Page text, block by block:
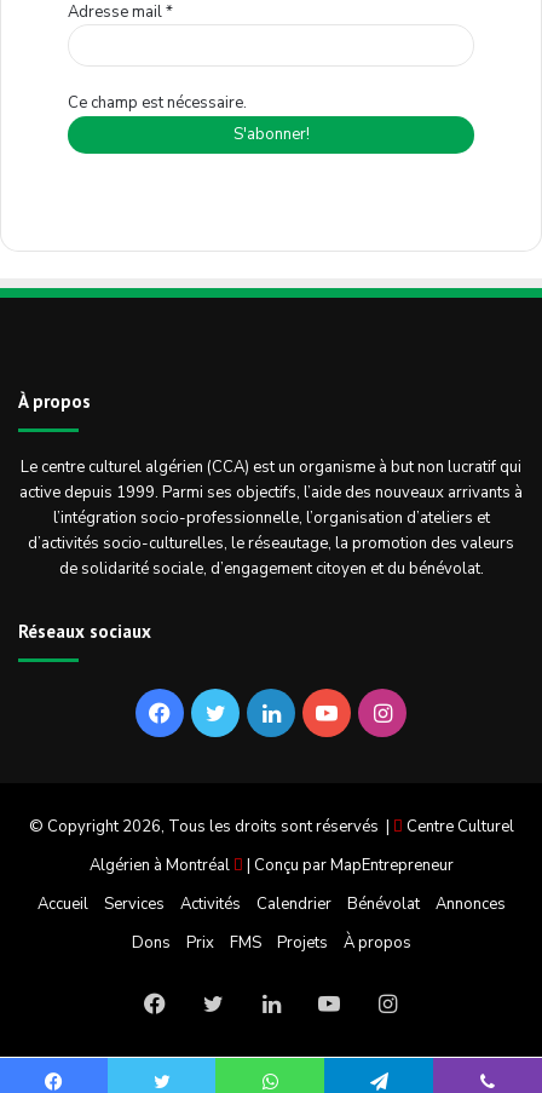
Adresse mail*
Ce champ est nécessaire.
À propos
Le centre culturel algérien (CCA) est un organisme à but non lucratif qui
active depuis 1999. Parmi ses objectifs, l’aide des nouveaux arrivants à
l’intégration socio-professionnelle, l’organisation d’ateliers et
d’activités socio-culturelles, le réseautage, la promotion des valeurs
de solidarité sociale, d’engagement citoyen et du bénévolat.
Réseaux sociaux
FacebookTwitterLinkedinYouTubeInstagram
© Copyright 2026, Tous les droits sont réservés |
Centre Culturel
Algérien à Montréal
| Conçu parMapEntrepreneur
Accueil
Services Activités Calendrier Bénévolat
Annonces
Dons
Prix FMS Projets À propos
FacebookTwitterLinkedin YouTubeInstagram